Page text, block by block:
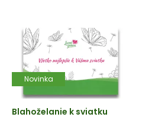
Novinka
Blahoželanie k sviatku